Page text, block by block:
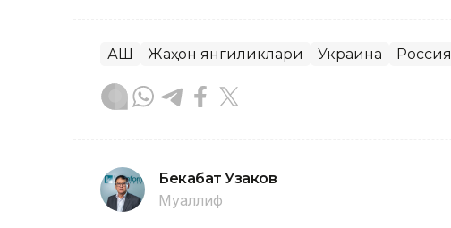
АҚШ Жаҳон янгиликлари Украина Россия
Бекабат Узаков
Муаллиф